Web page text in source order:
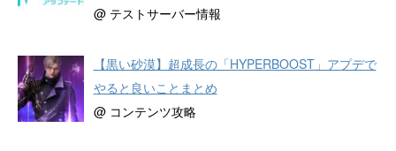
@ テストサーバー情報
【黒い砂漠】超成長の「HYPERBOOST」アプデで
やると良いことまとめ
@ コンテンツ攻略